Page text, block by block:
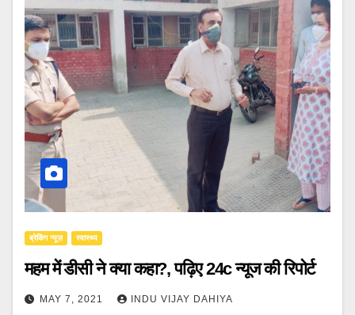
ब्रेकिंग न्यूज़ स्वास्थ्य
महम में डीसी ने क्या कहा?, पढ़िए 24c न्यूज की रिपोर्ट
MAY 7, 2021 INDU VIJAY DAHIYA